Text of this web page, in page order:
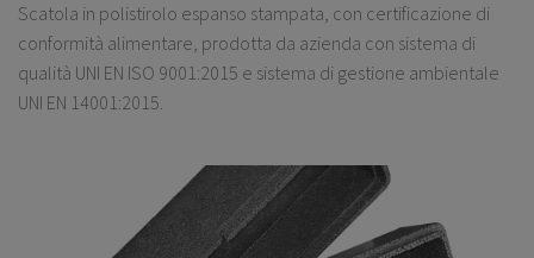
Scatola in polistirolo espanso stampata, con certificazione di
conformità alimentare, prodotta da azienda con sistema di
qualità UNI EN ISO 9001:2015 e sistema di gestione ambientale
UNI EN 14001:2015.